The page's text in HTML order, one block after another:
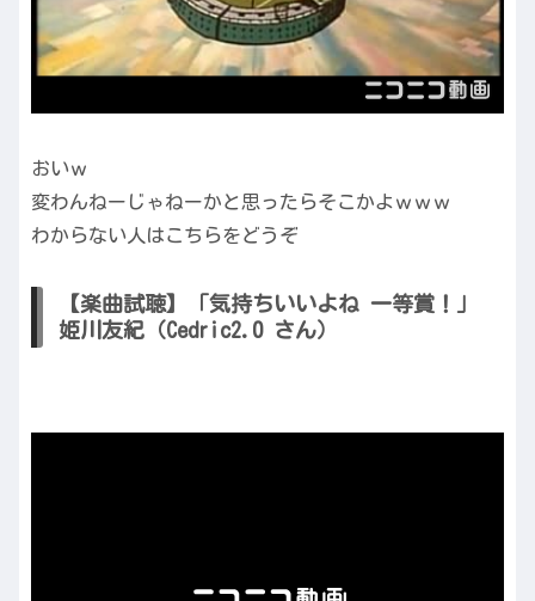
おいｗ
変わんねーじゃねーかと思ったらそこかよｗｗｗ
わからない人はこちらをどうぞ
【楽曲試聴】「気持ちいいよね 一等賞！」
姫川友紀（Cedric2.0 さん）